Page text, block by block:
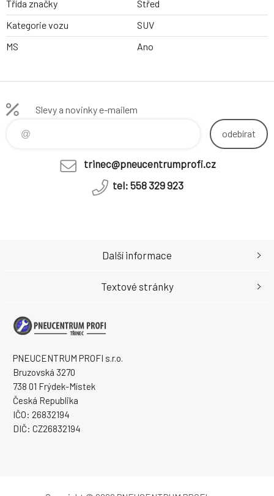
Třída značky
Střed
Kategorie vozu
SUV
MS
Ano
Slevy a novinky e-mailem
odebírat
trinec@pneucentrumprofi.cz
tel: 558 329 923
PNEUCENTRUM PROFI s.r.o.
Bruzovská 3270
738 01 Frýdek-Místek
Česká Republika
IČO: 26832194
DIČ: CZ26832194
Další informace
Textové stránky